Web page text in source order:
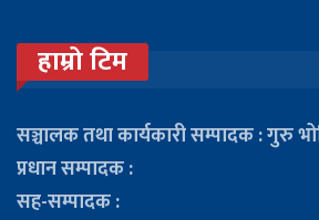
हाम्रो टिम
सञ्चालक तथा कार्यकारी सम्पादक : गुरु
प्रधान सम्पादक :
सह-सम्पादक :